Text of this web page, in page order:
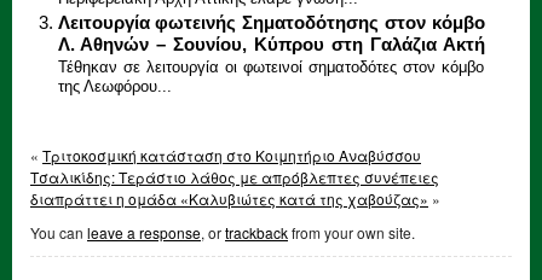
Λειτουργία φωτεινής Σηματοδότησης στον κόμβο
Λ. Αθηνών – Σουνίου, Κύπρου στη Γαλάζια Ακτή
Τέθηκαν σε λειτουργία οι φωτεινοί σηματοδότες στον κόμβο
της Λεωφόρου...
« Τριτοκοσμική κατάσταση στο Κοιμητήριο Αναβύσσου
Τσαλικίδης: Τεράστιο λάθος με απρόβλεπτες συνέπειες
διαπράττει η ομάδα «Καλυβιώτες κατά της χαβούζας» »
You can leave a response, ortrackbackfrom your own site.